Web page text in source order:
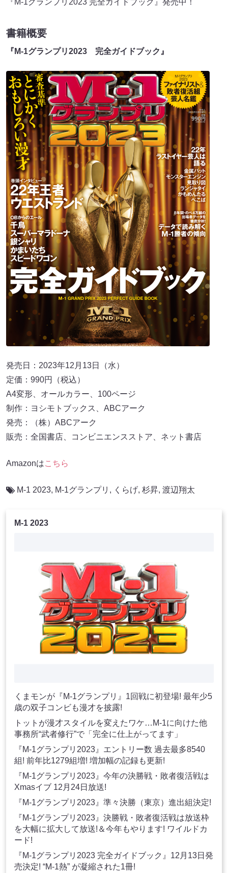
『M-1グランプリ2023 完全ガイドブック』発売中！
書籍概要
『M-1グランプリ2023 完全ガイドブック』
発売日：2023年12月13日（水）
定価：990円（税込）
A4変形、オールカラー、100ページ
制作：ヨシモトブックス、ABCアーク
発売：（株）ABCアーク
販売：全国書店、コンビニエンスストア、ネット書店
Amazonはこちら
M-1 2023, M-1グランプリ , くらげ, 杉昇, 渡辺翔太
M-1 2023
くまモンが『M-1グランプリ』1回戦に初登場! 最年少5
歳の双子コンビも漫才を披露!
トットが漫才スタイルを変えたワケ…M-1に向けた他
事務所“武者修行”で「完全に仕上がってます」
『M-1グランプリ2023』エントリー数 過去最多8540
組! 前年比1279組増! 増加幅の記録も更新!
『M-1グランプリ2023』今年の決勝戦・敗者復活戦は
Xmasイブ 12月24日放送!
『M-1グランプリ2023』準々決勝（東京）進出組決定!
『M-1グランプリ2023』決勝戦・敗者復活戦は放送枠
を大幅に拡大して放送!＆今年もやります! ワイルドカ
ード!
『M-1グランプリ2023 完全ガイドブック』12月13日発
売決定! “M-1熱” が凝縮された1冊!